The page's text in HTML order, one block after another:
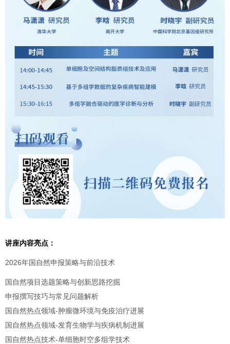
讲座内容亮点：
2026年国自然申报策略与前沿技术
国自然项目选题策略与创新思路挖掘
申报撰写技巧与常见问题解析
国自然热点领域-肿瘤微环境与免疫治疗进展
国自然热点领域-发育生物学与疾病机制进展
国自然热点技术-单细胞时空多组学技术